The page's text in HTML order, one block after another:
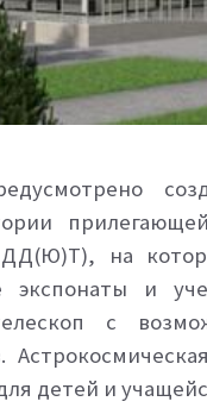
на
экспонаты и
с
детей и